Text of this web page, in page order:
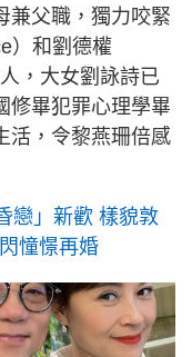
兼父職，獨力咬緊
）和劉德權
，大女劉詠詩已
修畢犯罪心理學畢
活，令黎燕珊倍感
戀」新歡 樣貌敦
憧憬再婚